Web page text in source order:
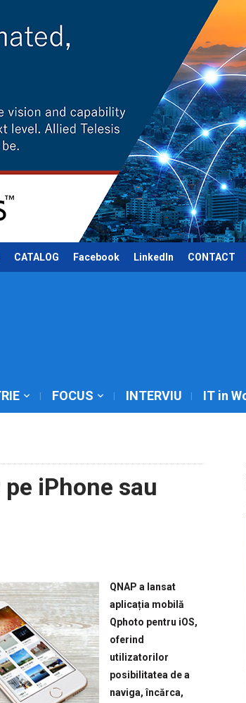
CATALOG Facebook LinkedIn CONTACT
FOCUS INTERVIU IT in
iPhone sau
QNAP a lansat
aplicația mobilă
Qphoto pentru iOS,
oferind
utilizatorilor
posibilitatea de a
naviga, încărca,